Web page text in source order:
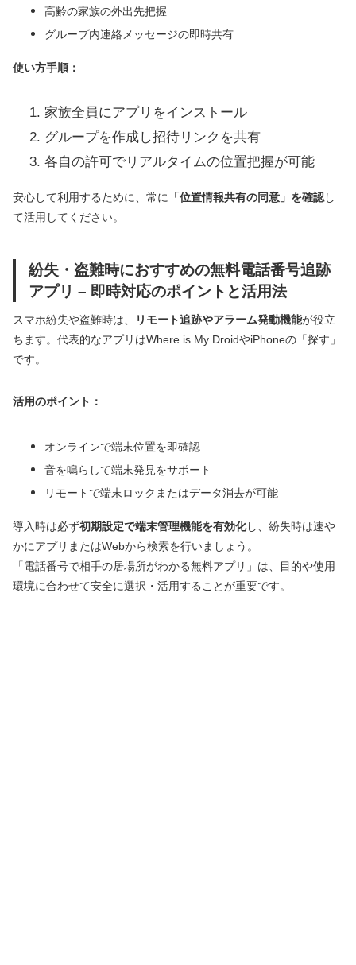
高齢の家族の外出先把握
グループ内連絡メッセージの即時共有
使い方手順：
家族全員にアプリをインストール
グループを作成し招待リンクを共有
各自の許可でリアルタイムの位置把握が可能
安心して利用するために、常に 「位置情報共有の同意」を確認し
て活用してください。
紛失・盗難時におすすめの無料電話番号追跡
アプリ – 即時対応のポイントと活用法
スマホ紛失や盗難時は、 リモート追跡やアラーム発動機能が役立
ちます。代表的なアプリはWhere is My DroidやiPhoneの「探す」
です。
活用のポイント：
オンラインで端末位置を即確認
音を鳴らして端末発見をサポート
リモートで端末ロックまたはデータ消去が可能
導入時は必ず初期設定で端末管理機能を有効化し、紛失時は速や
かにアプリまたはWebから検索を行いましょう。
「電話番号で相手の居場所がわかる無料アプリ」は、目的や使用
環境に合わせて安全に選択・活用することが重要です。